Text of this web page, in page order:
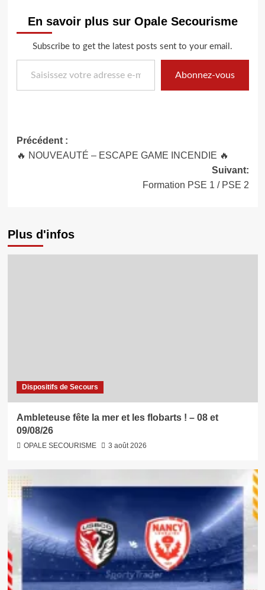
En savoir plus sur Opale Secourisme
Subscribe to get the latest posts sent to your email.
Saisissez votre adresse e-mail…
Abonnez-vous
Navigation
d’article
Précédent :
🔥 NOUVEAUTÉ – ESCAPE GAME INCENDIE 🔥
Suivant:
Formation PSE 1 / PSE 2
Plus d'infos
Dispositifs de Secours
Ambleteuse fête la mer et les flobarts ! – 08 et
09/08/26
OPALE SECOURISME 3 août 2026